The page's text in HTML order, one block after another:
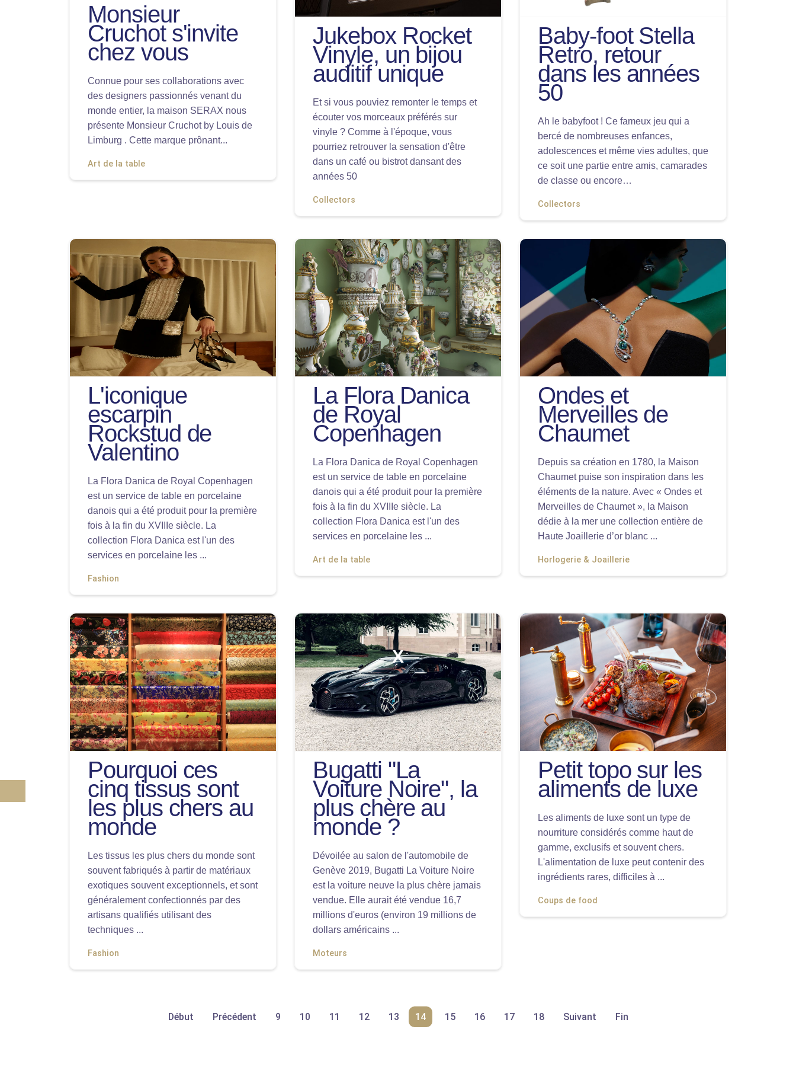
Monsieur
Cruchot s'invite
chez vous
Connue pour ses collaborations avec
des designers passionnés venant du
monde entier, la maison SERAX nous
présente Monsieur Cruchot by Louis de
Limburg . Cette marque prônant...
Art de la table
Jukebox Rocket
Vinyle, un bijou
auditif unique
Et si vous pouviez remonter le temps et
écouter vos morceaux préférés sur
vinyle ? Comme à l'époque, vous
pourriez retrouver la sensation d'être
dans un café ou bistrot dansant des
années 50
Collectors
Baby-foot Stella
Retro, retour
dans les années
50
Ah le babyfoot ! Ce fameux jeu qui a
bercé de nombreuses enfances,
adolescences et même vies adultes, que
ce soit une partie entre amis, camarades
de classe ou encore…
Collectors
L'iconique
escarpin
Rockstud de
Valentino
La Flora Danica de Royal Copenhagen
est un service de table en porcelaine
danois qui a été produit pour la première
fois à la fin du XVIIIe siècle. La
collection Flora Danica est l'un des
services en porcelaine les ...
Fashion
La Flora Danica
de Royal
Copenhagen
La Flora Danica de Royal Copenhagen
est un service de table en porcelaine
danois qui a été produit pour la première
fois à la fin du XVIIIe siècle. La
collection Flora Danica est l'un des
services en porcelaine les ...
Art de la table
Ondes et
Merveilles de
Chaumet
Depuis sa création en 1780, la Maison
Chaumet puise son inspiration dans les
éléments de la nature. Avec « Ondes et
Merveilles de Chaumet », la Maison
dédie à la mer une collection entière de
Haute Joaillerie d’or blanc ...
Horlogerie & Joaillerie
Pourquoi ces
cinq tissus sont
les plus chers au
monde
Les tissus les plus chers du monde sont
souvent fabriqués à partir de matériaux
exotiques souvent exceptionnels, et sont
généralement confectionnés par des
artisans qualifiés utilisant des
techniques ...
Fashion
Bugatti "La
Voiture Noire", la
plus chère au
monde ?
Dévoilée au salon de l'automobile de
Genève 2019, Bugatti La Voiture Noire
est la voiture neuve la plus chère jamais
vendue. Elle aurait été vendue 16,7
millions d'euros (environ 19 millions de
dollars américains ...
Moteurs
Petit topo sur les
aliments de luxe
Les aliments de luxe sont un type de
nourriture considérés comme haut de
gamme, exclusifs et souvent chers.
L'alimentation de luxe peut contenir des
ingrédients rares, difficiles à ...
Coups de food
Début Précédent 9 10 11 12 13 14 15 16 17 18 Suivant Fin
X